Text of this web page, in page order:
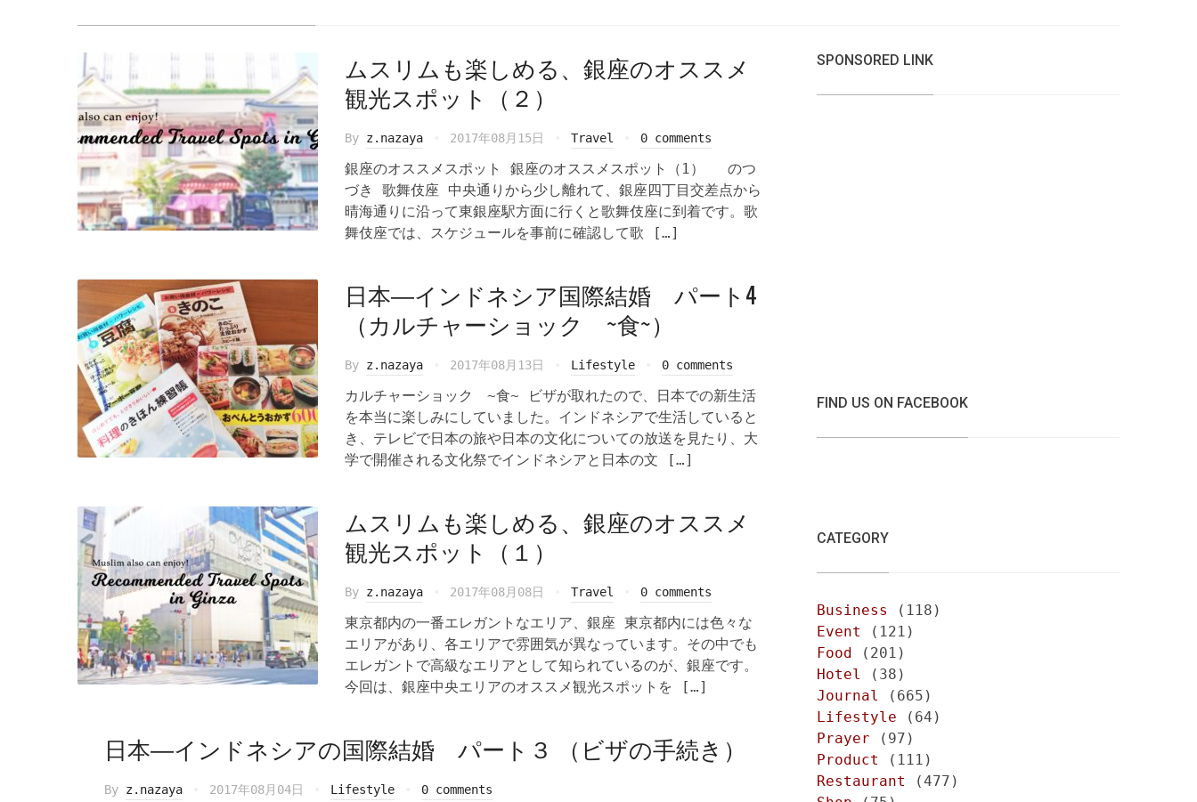
ムスリムも楽しめる、銀座のオススメ
観光スポット（２）
By z.nazaya 2017年08月15日 Travel 0 comments
銀座のオススメスポット 銀座のオススメスポット（1） のつ
づき 歌舞伎座 中央通りから少し離れて、銀座四丁目交差点から
晴海通りに沿って東銀座駅方面に行くと歌舞伎座に到着です。歌
舞伎座では、スケジュールを事前に確認して歌 […]
日本―インドネシア国際結婚 パート4
（カルチャーショック ~食~）
By z.nazaya 2017年08月13日 Lifestyle 0 comments
カルチャーショック ~食~ ビザが取れたので、日本での新生活
を本当に楽しみにしていました。インドネシアで生活していると
き、テレビで日本の旅や日本の文化についての放送を見たり、大
学で開催される文化祭でインドネシアと日本の文 […]
ムスリムも楽しめる、銀座のオススメ
観光スポット（１）
By z.nazaya 2017年08月08日 Travel 0 comments
東京都内の一番エレガントなエリア、銀座 東京都内には色々な
エリアがあり、各エリアで雰囲気が異なっています。その中でも
エレガントで高級なエリアとして知られているのが、銀座です。
今回は、銀座中央エリアのオススメ観光スポットを […]
日本―インドネシアの国際結婚 パート３ （ビザの手続き）
By z.nazaya 2017年08月04日 Lifestyle 0 comments
SPONSORED LINK
FIND US ON FACEBOOK
CATEGORY
Business
(118)
Event
(121)
Food (201)
Hotel
(38)
Journal
(665)
Lifestyle (64)
Prayer (97)
Product
(111)
Restaurant
(477)